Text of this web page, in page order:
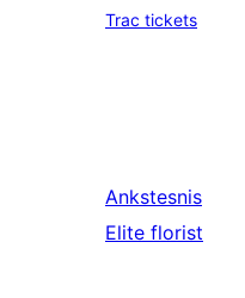
Trac tickets
Ankstesnis
Elite florist